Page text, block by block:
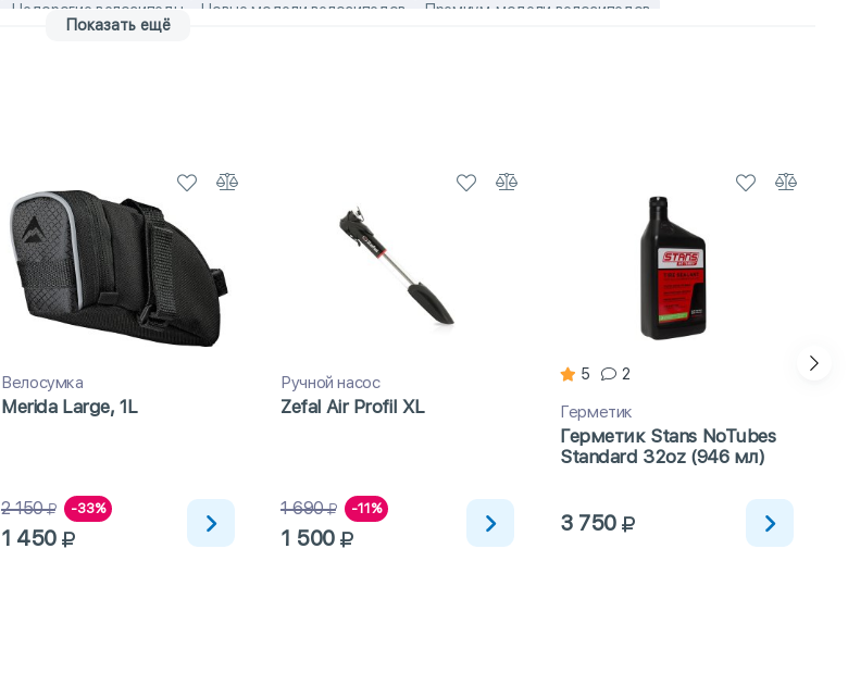
Недорогие велосипеды Новые модели велосипедов
Премиум-модели велосипедов
Чешские велосипеды
Показать ещё
Велосумка
Merida Large, 1L
2 150 -33%
1 450
Ручной насос
Zefal Air Profil XL
1 690 -11%
1 500
5 2
Герметик
Герметик Stans NoTubes
Standard 32oz (946 мл)
3 750